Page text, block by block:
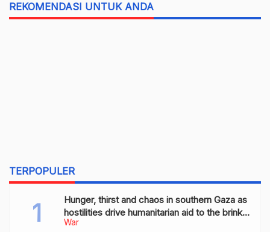
REKOMENDASI UNTUK ANDA
TERPOPULER
War
Hunger, thirst and chaos in southern Gaza as
hostilities drive humanitarian aid to the brink
of collapse